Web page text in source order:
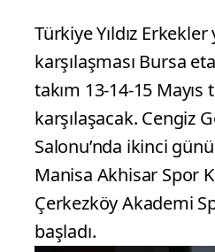
Türkiye Yıldız Erkekler
karşılaşması Bursa
takım 13-14-15 Mayıs
karşılaşacak. Cengiz
Salonu’nda ikinci
Manisa Akhisar Spor
Çerkezköy Akademi
başladı.